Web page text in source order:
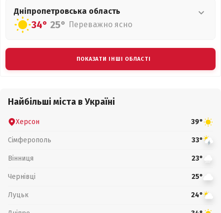
Дніпропетровська область
34° 25° Переважно ясно
ПОКАЗАТИ ІНШІ ОБЛАСТІ
Найбільші міста в Україні
Херсон 39°
Сімферополь 33°
Вінниця 23°
Чернівці 25°
Луцьк 24°